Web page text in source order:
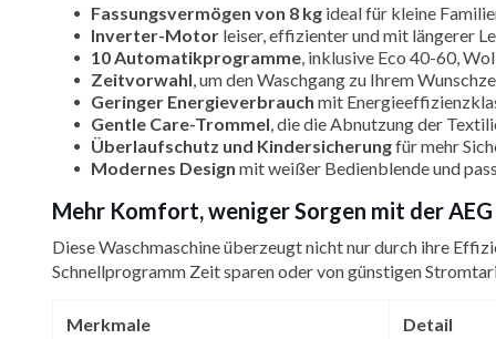
Fassungsvermögen von 8 kg ideal für kleine
Inverter-Motor leiser, effizienter und mit längerer
10 Automatikprogramme , inklusive Eco 40-60,
Zeitvorwahl , um den Waschgang zu Ihrem
Geringer Energieverbrauch mit
Gentle Care-Trommel , die die Abnutzung der
Überlaufschutz und Kindersicherungfür mehr
Modernes Design mit weißer Bedienblende und
Mehr Komfort, weniger Sorgen mit der
Diese Waschmaschine überzeugt nicht nur durch ihre
Schnellprogramm Zeit sparen oder von günstigen
Merkmale Detail